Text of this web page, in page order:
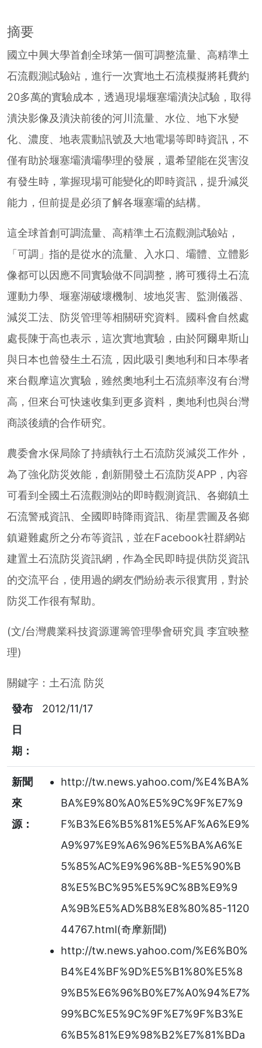
摘要
國立中興大學首創全球第一個可調整流量、高精準土
石流觀測試驗站，進行一次實地土石流模擬將耗費約
20多萬的實驗成本，透過現場堰塞壩潰決試驗，取得
潰決影像及潰決前後的河川流量、水位、地下水變
化、濃度、地表震動訊號及大地電場等即時資訊，不
僅有助於堰塞壩潰壩學理的發展，還希望能在災害沒
有發生時，掌握現場可能變化的即時資訊，提升減災
能力，但前提是必須了解各堰塞壩的結構。
這全球首創可調流量、高精準土石流觀測試驗站，
「可調」指的是從水的流量、入水口、壩體、立體影
像都可以因應不同實驗做不同調整，將可獲得土石流
運動力學、堰塞湖破壞機制、坡地災害、監測儀器、
減災工法、防災管理等相關研究資料。國科會自然處
處長陳于高也表示，這次實地實驗，由於阿爾卑斯山
與日本也曾發生土石流，因此吸引奧地利和日本學者
來台觀摩這次實驗，雖然奧地利土石流頻率沒有台灣
高，但來台可快速收集到更多資料，奧地利也與台灣
商談後續的合作研究。
農委會水保局除了持續執行土石流防災減災工作外，
為了強化防災效能，創新開發土石流防災APP，內容
可看到全國土石流觀測站的即時觀測資訊、各鄉鎮土
石流警戒資訊、全國即時降雨資訊、衛星雲圖及各鄉
鎮避難處所之分布等資訊，並在Facebook社群網站
建置土石流防災資訊網，作為全民即時提供防災資訊
的交流平台，使用過的網友們紛紛表示很實用，對於
防災工作很有幫助。
(文/台灣農業科技資源運籌管理學會研究員 李宜映整
理)
關鍵字： 土石流 防災
發布
日
期：
2012/11/17
新聞
來
源：
http://tw.news.yahoo.com/%E4%BA%
BA%E9%80%A0%E5%9C%9F%E7%9
F%B3%E6%B5%81%E5%AF%A6%E9%
A9%97%E9%A6%96%E5%BA%A6%E
5%85%AC%E9%96%8B-%E5%90%B
8%E5%BC%95%E5%9C%8B%E9%9
A%9B%E5%AD%B8%E8%80%85-1120
44767.html(奇摩新聞)
http://tw.news.yahoo.com/%E6%B0%
B4%E4%BF%9D%E5%B1%80%E5%8
9%B5%E6%96%B0%E7%A0%94%E7%
99%BC%E5%9C%9F%E7%9F%B3%E
6%B5%81%E9%98%B2%E7%81%BDa